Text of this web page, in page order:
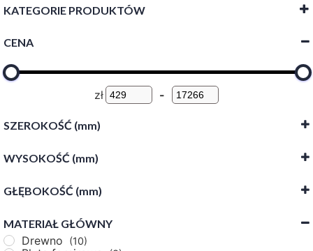
KATEGORIE PRODUKTÓW
CENA
zł -
SZEROKOŚĆ (mm)
WYSOKOŚĆ (mm)
GŁĘBOKOŚĆ (mm)
MATERIAŁ GŁÓWNY
Drewno (10)